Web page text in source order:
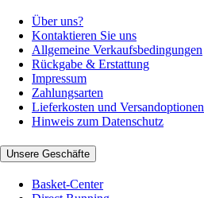
Über uns?
Kontaktieren Sie uns
Allgemeine Verkaufsbedingungen
Rückgabe & Erstattung
Impressum
Zahlungsarten
Lieferkosten und Versandoptionen
Hinweis zum Datenschutz
Unsere Geschäfte
Basket-Center